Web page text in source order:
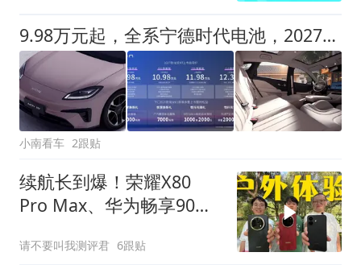
9.98万元起，全系宁德时代电池，2027款埃安RT上市
小南看车 2跟贴
续航长到爆！荣耀X80
Pro Max、华为畅享90
Pro户外体验
请不要叫我测评君 6跟贴